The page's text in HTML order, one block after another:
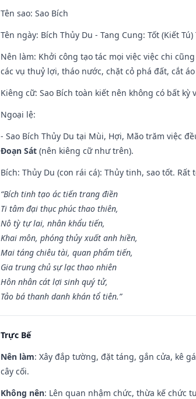
Tên sao: Sao Bích
Tên ngày: Bích Thủy Du - Tang Cung: Tốt (Kiết
Nên làm: Khởi công tạo tác mọi việc việc chi
các vụ thuỷ lợi, tháo nước, chặt cỏ phá đất, cắt
Kiêng cữ: Sao Bích toàn kiết nên không có bất kỳ
Ngoại lệ:
- Sao Bích Thủy Du tại Mùi, Hợi, Mão trăm việc
Đoạn Sát (nên kiêng cữ như trên).
Bích: Thủy Du (con rái cá): Thủy tinh, sao tốt.
“Bích tinh tạo ác tiến trang điền
Ti tâm đại thục phúc thao thiên,
Nô tỳ tự lai, nhân khẩu tiến,
Khai môn, phóng thủy xuất anh hiền,
Mai táng chiêu tài, quan phẩm tiến,
Gia trung chủ sự lạc thao nhiên
Hôn nhân cát lợi sinh quý tử,
Tảo bá thanh danh khán tổ tiên.”
Trực Bế
Nên làm: Xây đắp tường, đặt táng, gắn cửa, kê
cây cối.
Không nên: Lên quan nhậm chức, thừa kế chức